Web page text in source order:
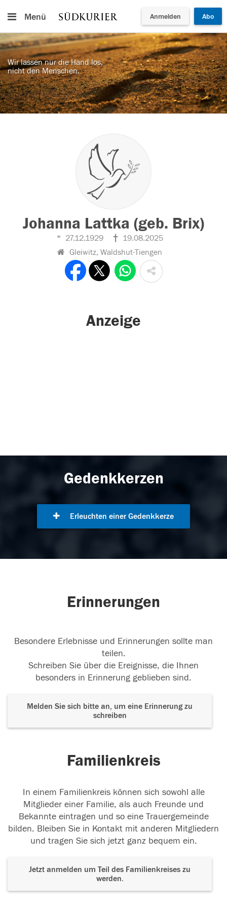
Menü Anmelden Abo
Wir lassen nur die Hand los,
nicht den Menschen.
Johanna Lattka (geb. Brix)
27.12.1929
19.08.2025
Gleiwitz, Waldshut-Tiengen
Anzeige
Gedenkkerzen
Erleuchten einer Gedenkkerze
Erinnerungen
Besondere Erlebnisse und Erinnerungen sollte man
teilen.
Schreiben Sie über die Ereignisse, die Ihnen
besonders in Erinnerung geblieben sind.
Melden Sie sich bitte an, um eine Erinnerung zu
schreiben
Familienkreis
In einem Familienkreis können sich sowohl alle
Mitglieder einer Familie, als auch Freunde und
Bekannte eintragen und so eine Trauergemeinde
bilden. Bleiben Sie in Kontakt mit anderen Mitgliedern
und tragen Sie sich jetzt ganz bequem ein.
Jetzt anmelden um Teil des Familienkreises zu
werden.